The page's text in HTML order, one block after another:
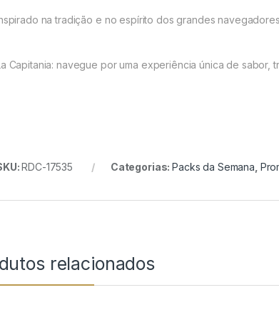
na tradição e no espírito dos grandes navegadores
Capitania: navegue por uma experiência única de sabor,
RDC-17535 Categorias:Packs da Semana
relacionados